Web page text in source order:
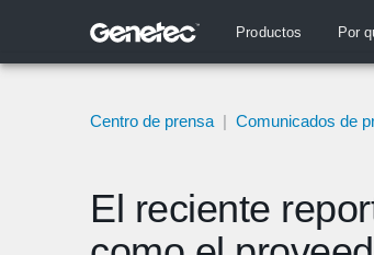
Productos Por
Centro de prensa | Comunicados de
El reciente